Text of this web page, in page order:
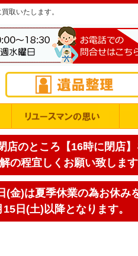
取いたします。
店のところ【16時に閉店】
の程宜しくお願い致します
金)は夏季休業の為お休み
日(土)以降となります。